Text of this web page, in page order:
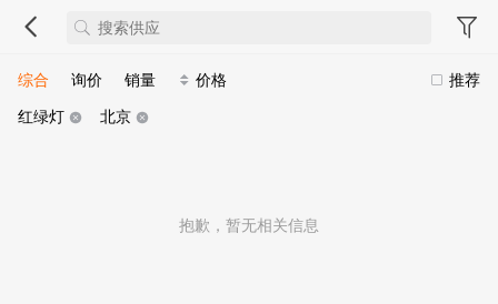
推荐
综合 询价 销量
价格
红绿灯
北京
抱歉，暂无相关信息